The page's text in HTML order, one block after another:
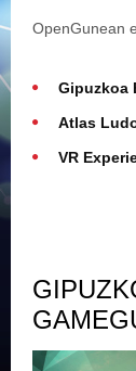
OpenGunean
Gipuzkoa
Atlas
VR